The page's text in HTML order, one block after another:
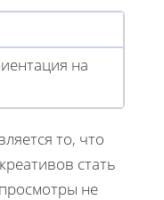
на
то, что
стать
не